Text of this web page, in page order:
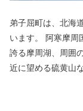
弟子屈町は、北海
います。 阿寒摩周国立公園の５６%を占め、世界有数の透明度を
誇る摩周湖、周囲
近に望める硫黄山
言」をしており、